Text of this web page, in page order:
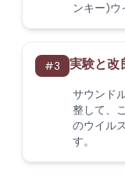
ンキー)ウ
#3 実験と改
サウンド
整して、
のウイル
す。